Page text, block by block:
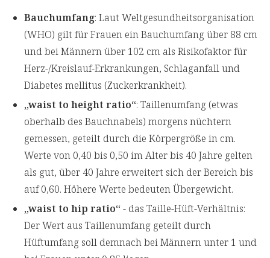
Bauchumfang: Laut Weltgesundheitsorganisation
(WHO) gilt für Frauen ein Bauchumfang über 88 cm
und bei Männern über 102 cm als Risikofaktor für
Herz-/Kreislauf-Erkrankungen, Schlaganfall und
Diabetes mellitus (Zuckerkrankheit).
„waist to height ratio“: Taillenumfang (etwas
oberhalb des Bauchnabels) morgens nüchtern
gemessen, geteilt durch die Körpergröße in cm.
Werte von 0,40 bis 0,50 im Alter bis 40 Jahre gelten
als gut, über 40 Jahre erweitert sich der Bereich bis
auf 0,60. Höhere Werte bedeuten Übergewicht.
„waist to hip ratio“- das Taille-Hüft-Verhältnis:
Der Wert aus Taillenumfang geteilt durch
Hüftumfang soll demnach bei Männern unter 1 und